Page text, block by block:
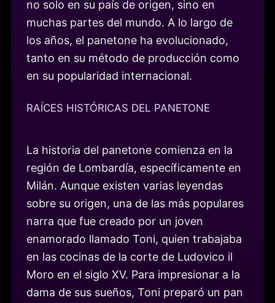
no solo en su país de origen, sino en
muchas partes del mundo. A lo largo de
los años, el panetone ha evolucionado,
tanto en su método de producción como
en su popularidad internacional.
RAÍCES HISTÓRICAS DEL PANETONE
La historia del panetone comienza en la
región de Lombardía, específicamente en
Milán. Aunque existen varias leyendas
sobre su origen, una de las más populares
narra que fue creado por un joven
enamorado llamado Toni, quien trabajaba
en las cocinas de la corte de Ludovico il
Moro en el siglo XV. Para impresionar a la
dama de sus sueños, Toni preparó un pan